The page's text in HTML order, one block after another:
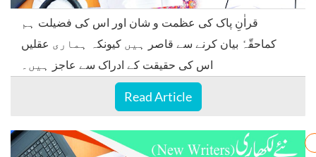
قراٰنِ پاک کی عظمت و شان اور اس کی فضیلت ہم
کماحقّہٗ بیان کرنے سے قاصر ہیں کیونکہ ہماری عقلیں
اس کی حقیقت کے ادراک سے عاجز ہیں۔
Read Article